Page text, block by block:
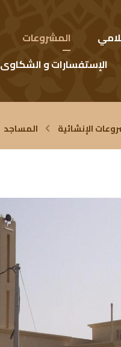
المشروعات
الإستفسارات و الشكاوى
الإنشائية المساجد